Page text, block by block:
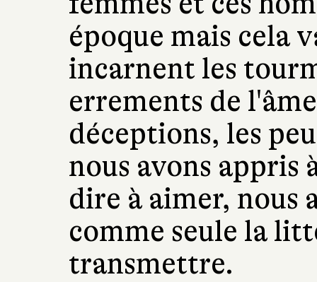
époque mais cela
incarnent les
errements de
déceptions, les
nous avons appris
dire à aimer, nous
comme seule la
transmettre.